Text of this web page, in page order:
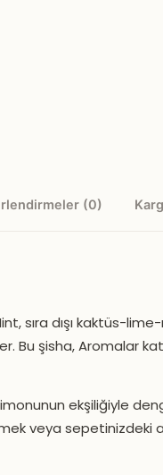
(0)
sıra dışı kaktüs-
Bu şisha, Aromalar
ekşiliğiyle
veya sepetinizdeki